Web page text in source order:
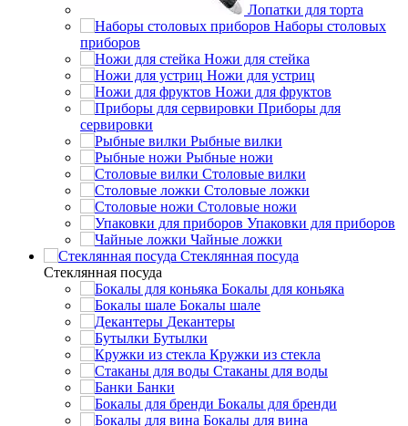
Лопатки для торта
Наборы столовых
приборов
Ножи для стейка
Ножи для устриц
Ножи для фруктов
Приборы для
сервировки
Рыбные вилки
Рыбные ножи
Столовые вилки
Столовые ложки
Столовые ножи
Упаковки для приборов
Чайные ложки
Стеклянная посуда
Стеклянная посуда
Бокалы для коньяка
Бокалы шале
Декантеры
Бутылки
Кружки из стекла
Стаканы для воды
Банки
Бокалы для бренди
Бокалы для вина